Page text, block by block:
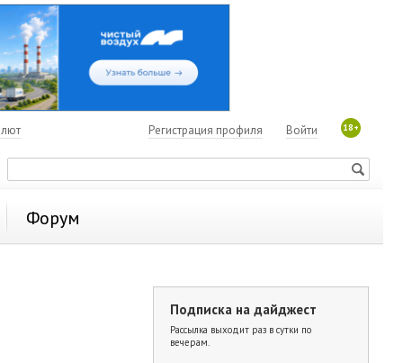
18+
Войти
Регистрация профиля
Форум
Подписка на дайджест
Рассылка выходит раз в сутки по
вечерам.